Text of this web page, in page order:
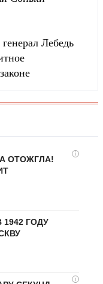
Лебедь
i
ОТОЖГЛА!
ГОДУ
i